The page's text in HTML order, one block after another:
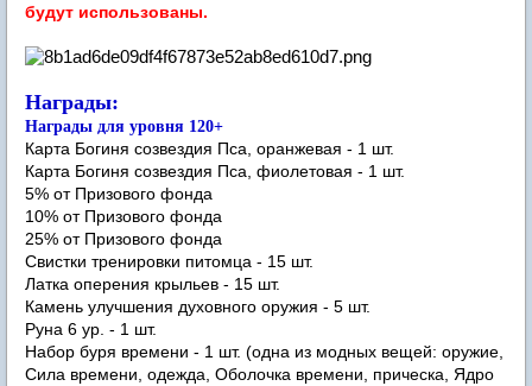
будут использованы.
Награды:
Награды для уровня 120+
Карта Богиня созвездия Пса, оранжевая - 1 шт.
Карта Богиня созвездия Пса, фиолетовая - 1 шт.
5% от Призового фонда
10% от Призового фонда
25% от Призового фонда
Свистки тренировки питомца - 15 шт.
Латка оперения крыльев - 15 шт.
Камень улучшения духовного оружия - 5 шт.
Руна 6 ур. - 1 шт.
Набор буря времени - 1 шт. (одна из модных вещей: оружие,
Сила времени, одежда, Оболочка времени, прическа, Ядро